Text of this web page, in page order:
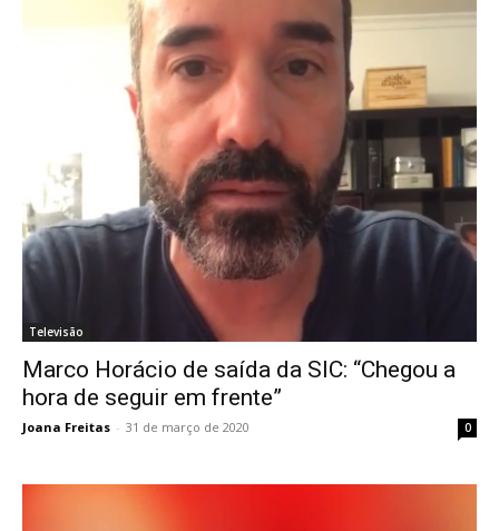
Televisão
Marco Horácio de saída da SIC: “Chegou a
hora de seguir em frente”
Joana Freitas - 31 de março de 2020 0